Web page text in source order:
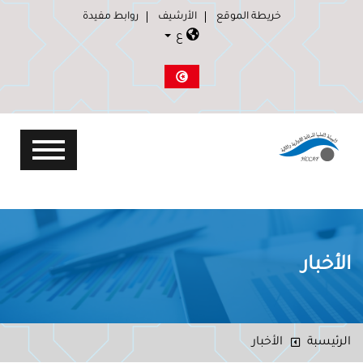
خريطة الموقع الأرشيف روابط مفيدة
ع
الأخبار
الرئيسبة الأخبار